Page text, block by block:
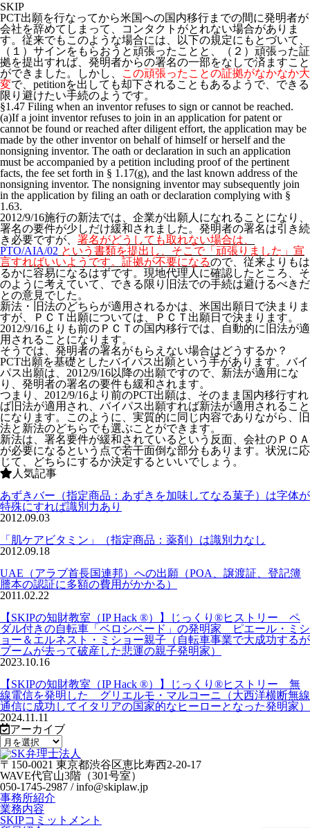
SKIP
PCT出願を行なってから米国への国内移行までの間に発明者が
会社を辞めてしまって、コンタクトがとれない場合がありま
す。従来でもこのような場合には、以下の規定にもとづいて、
（１）サインをもらおうと頑張ったことと、（２）頑張った証
拠を提出すれば、発明者からの署名の一部をなしで済ますこと
ができました。しかし、
この頑張ったことの証拠がなかなか大
変で、petitionを出しても却下されることもあるようで、できる
限り避けたい手続のようです。
§1.47 Filing when an inventor refuses to sign or cannot be reached.
(a)If a joint inventor refuses to join in an application for patent or
cannot be found or reached after diligent effort, the application may be
made by the other inventor on behalf of himself or herself and the
nonsigning inventor. The oath or declaration in such an application
must be accompanied by a petition including proof of the pertinent
facts, the fee set forth in § 1.17(g), and the last known address of the
nonsigning inventor. The nonsigning inventor may subsequently join
in the application by filing an oath or declaration complying with §
1.63.
2012/9/16施行の新法では、企業が出願人になれることになり、
署名の要件が少しだけ緩和されました。発明者の署名は引き続
き必要ですが、 署名がどうしても取れない場合は、
PTO/AIA/02 という書類を提出し、そこで「頑張りました」宣
言すればいいようです。証拠が不要になるので、従来よりもは
るかに容易になるはずです。現地代理人に確認したところ、そ
のように考えていて、できる限り旧法での手続は避けるべきだ
との意見でした。
新法・旧法のどちらが適用されるかは、米国出願日で決まりま
すが、ＰＣＴ出願については、ＰＣＴ出願日で決まります。
2012/9/16よりも前のＰＣＴの国内移行では、自動的に旧法が適
用されることになります。
そうでは、発明者の署名がもらえない場合はどうするか？
PCT出願を基礎としたバイパス出願という手があります。バイ
パス出願は、2012/9/16以降の出願ですので、新法が適用にな
り、発明者の署名の要件も緩和されます。
つまり、2012/9/16より前のPCT出願は、そのまま国内移行すれ
ば旧法が適用され、バイパス出願すれば新法が適用されること
になります。このように、実質的に同じ内容でありながら、旧
法と新法のどちらでも選ぶことができます。
新法は、署名要件が緩和されているという反面、会社のＰＯＡ
が必要になるという点で若干面倒な部分もあります。状況に応
じて、どちらにするか決定するといいでしょう。
人気記事
あずきバー（指定商品：あずきを加味してなる菓子）は字体が
特殊にすれば識別力あり
2012.09.03
「肌ケアビタミン」（指定商品：薬剤）は識別力なし
2012.09.18
UAE（アラブ首長国連邦）への出願（POA、譲渡証、登記簿
謄本の認証に多額の費用がかかる）
2011.02.22
【SKIPの知財教室（IP Hack ®）】じっくり®ヒストリー ペ
ダル付きの自転車「ベロシペード」の発明家 ピエール・ミシ
ョー＆エルネスト・ミショー親子（自転車事業で大成功するが
ブームが去って破産した悲運の親子発明家）
2023.10.16
【SKIPの知財教室（IP Hack ®）】じっくり®ヒストリー 無
線電信を発明した グリエルモ・マルコーニ（大西洋横断無線
通信に成功してイタリアの国家的なヒーローとなった発明家）
2024.11.11
アーカイブ
〒150-0021 東京都渋谷区恵比寿西2-20-17
WAVE代官山3階（301号室）
050-1745-2987 / info@skiplaw.jp
事務所紹介
業務内容
SKIPコミットメント